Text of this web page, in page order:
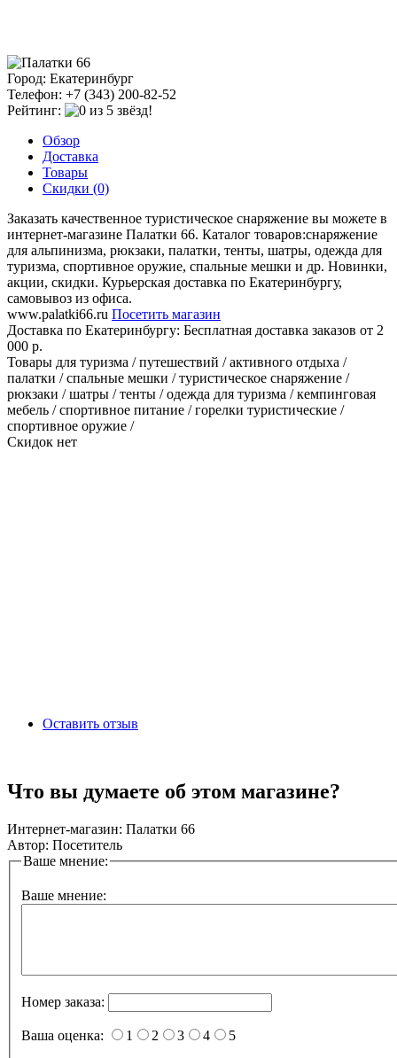
Город: Екатеринбург
Телефон: +7 (343) 200-82-52
Рейтинг:
Обзор
Доставка
Товары
Скидки (0)
Заказать качественное туристическое снаряжение вы можете в
интернет-магазине Палатки 66. Каталог товаров:снаряжение
для альпинизма, рюкзаки, палатки, тенты, шатры, одежда для
туризма, спортивное оружие, спальные мешки и др. Новинки,
акции, скидки. Курьерская доставка по Екатеринбургу,
самовывоз из офиса.
www.palatki66.ru Посетить магазин
Доставка по Екатеринбургу: Бесплатная доставка заказов от 2
000 р.
Товары для туризма / путешествий / активного отдыха /
палатки / спальные мешки / туристическое снаряжение /
рюкзаки / шатры / тенты / одежда для туризма / кемпинговая
мебель / спортивное питание / горелки туристические /
спортивное оружие /
Скидок нет
Оставить отзыв
Что вы думаете об этом магазине?
Интернет-магазин: Палатки 66
Автор: Посетитель
Ваше мнение:
Ваше мнение:
Номер заказа:
Ваша оценка: 1 2 3 4 5